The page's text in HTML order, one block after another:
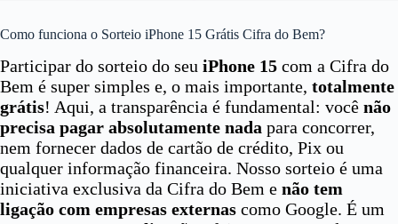
Como funciona o Sorteio iPhone 15 Grátis Cifra do Bem?
Participar do sorteio do seu iPhone 15 com a Cifra do
Bem é super simples e, o mais importante, totalmente
grátis! Aqui, a transparência é fundamental: você não
precisa pagar absolutamente nada para concorrer,
nem fornecer dados de cartão de crédito, Pix ou
qualquer informação financeira. Nosso sorteio é uma
iniciativa exclusiva da Cifra do Bem e não tem
ligação com empresas externas como Google. É um